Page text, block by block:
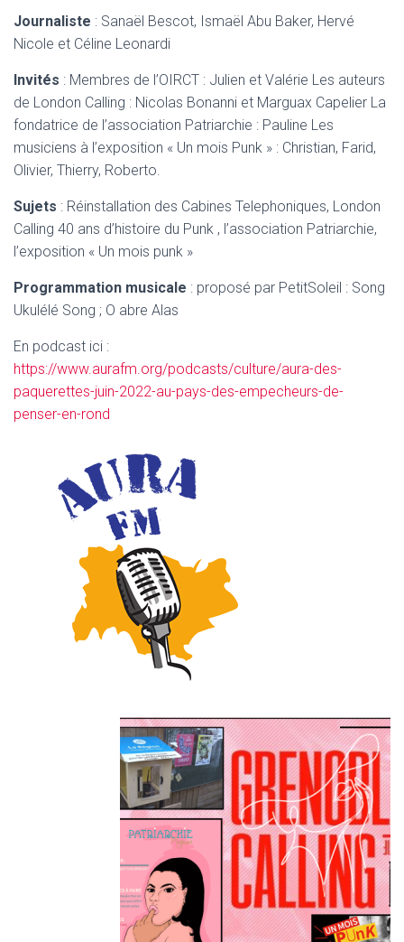
Journaliste : Sanaël Bescot, Ismaël Abu Baker, Hervé
Nicole et Céline Leonardi
Invités : Membres de l’OIRCT : Julien et Valérie Les auteurs
de London Calling : Nicolas Bonanni et Marguax Capelier La
fondatrice de l’association Patriarchie : Pauline Les
musiciens à l’exposition « Un mois Punk » : Christian, Farid,
Olivier, Thierry, Roberto.
Sujets : Réinstallation des Cabines Telephoniques, London
Calling 40 ans d’histoire du Punk , l’association Patriarchie,
l’exposition « Un mois punk »
Programmation musicale : proposé par PetitSoleil : Song
Ukulélé Song ; O abre Alas
En podcast ici :
https://www.aurafm.org/podcasts/culture/aura-des-
paquerettes-juin-2022-au-pays-des-empecheurs-de-
penser-en-rond